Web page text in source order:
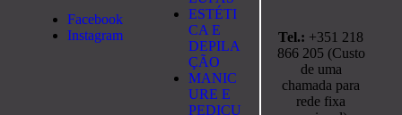
Facebook
Instagram
ESTÉTI
CA E
DEPILA
ÇÃO
MANIC
URE E
PEDICU
Tel.: +351 218
866 205 (Custo
de uma
chamada para
rede fixa